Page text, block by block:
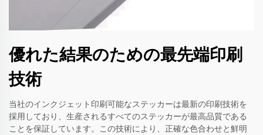
優れた結果のための最先端印刷
技術
当社のインクジェット印刷可能なステッカーは最新の印刷技術を
採用しており、生産されるすべてのステッカーが最高品質である
ことを保証しています。この技術により、正確な色合わせと鮮明